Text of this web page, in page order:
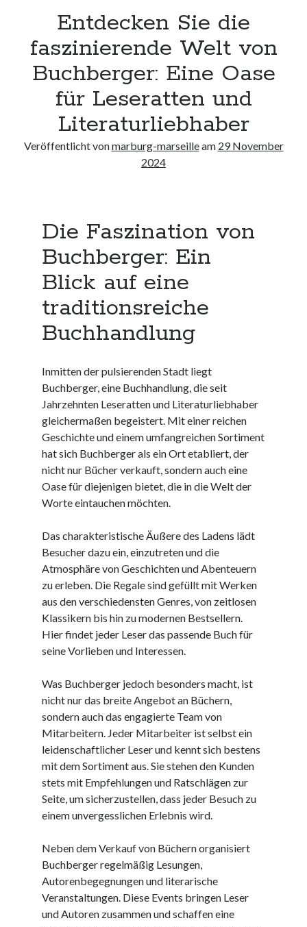
Neueste Kommentare
Keine Kommentare vorhanden.
Archiv
August 2026
Juli 2026
Mai 2026
Dezember 2025
November 2025
Oktober 2025
August 2025
Juli 2025
Mai 2025
März 2025
Februar 2025
Januar 2025
Dezember 2024
November 2024
Oktober 2024
September 2024
August 2024
Juli 2024
Mai 2024
April 2024
März 2024
Februar 2024
Januar 2024
Dezember 2023
November 2023
Kategorien
barrierefreie website
din 18040
fachkraft
ferienhaus
ferienwohnung
ferienwohnung mit pflegebett nordsee
ferienwohnungen
firmenumzug
grundschule
gymnasium
hause
Entdecken Sie die
faszinierende Welt von
Buchberger: Eine Oase
für Leseratten und
Literaturliebhaber
Veröffentlicht vonmarburg-marseilleam 29 November
2024
Die Faszination von
Buchberger: Ein
Blick auf eine
traditionsreiche
Buchhandlung
Inmitten der pulsierenden Stadt liegt
Buchberger, eine Buchhandlung, die seit
Jahrzehnten Leseratten und Literaturliebhaber
gleichermaßen begeistert. Mit einer reichen
Geschichte und einem umfangreichen Sortiment
hat sich Buchberger als ein Ort etabliert, der
nicht nur Bücher verkauft, sondern auch eine
Oase für diejenigen bietet, die in die Welt der
Worte eintauchen möchten.
Das charakteristische Äußere des Ladens lädt
Besucher dazu ein, einzutreten und die
Atmosphäre von Geschichten und Abenteuern
zu erleben. Die Regale sind gefüllt mit Werken
aus den verschiedensten Genres, von zeitlosen
Klassikern bis hin zu modernen Bestsellern.
Hier findet jeder Leser das passende Buch für
seine Vorlieben und Interessen.
Was Buchberger jedoch besonders macht, ist
nicht nur das breite Angebot an Büchern,
sondern auch das engagierte Team von
Mitarbeitern. Jeder Mitarbeiter ist selbst ein
leidenschaftlicher Leser und kennt sich bestens
mit dem Sortiment aus. Sie stehen den Kunden
stets mit Empfehlungen und Ratschlägen zur
Seite, um sicherzustellen, dass jeder Besuch zu
einem unvergesslichen Erlebnis wird.
Neben dem Verkauf von Büchern organisiert
Buchberger regelmäßig Lesungen,
Autorenbegegnungen und literarische
Veranstaltungen. Diese Events bringen Leser
und Autoren zusammen und schaffen eine